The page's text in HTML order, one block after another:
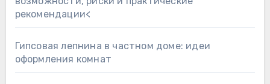
рекомендации<
Гипсовая лепнина в частном доме: идеи
оформления комнат